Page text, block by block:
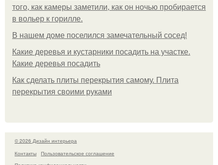
того, как камеры заметили, как он ночью пробирается
в вольер к горилле.
В нашем доме поселился замечательный сосед!
Какие деревья и кустарники посадить на участке.
Какие деревья посадить
Как сделать плиты перекрытия самому. Плита
перекрытия своими руками
© 2026 Дизайн интерьера
Контакты
Пользовательское соглашение